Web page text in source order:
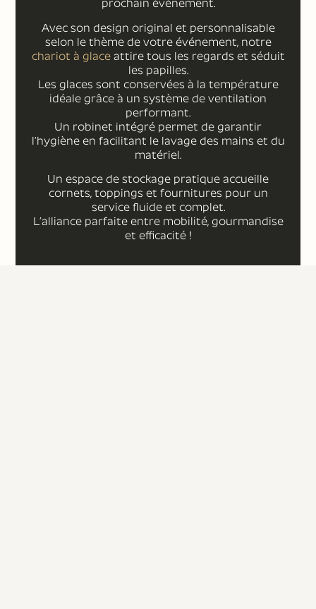
prochain événement.
Avec son design original et personnalisable
selon le thème de votre événement, notre
chariot à glaceattire tous les regards et séduit
les papilles.
Les glaces sont conservées à la température
idéale grâce à un système de ventilation
performant.
Un robinet intégré permet de garantir
l’hygiène en facilitant le lavage des mains et du
matériel.
Un espace de stockage pratique accueille
cornets, toppings et fournitures pour un
service fluide et complet.
L’alliance parfaite entre mobilité, gourmandise
et efficacité !